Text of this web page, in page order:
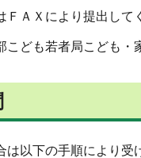
り提出してく
ども若者局こども・
以下の手順により受